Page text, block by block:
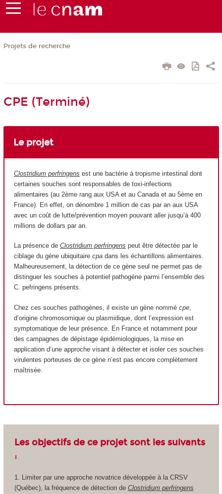
Projets de recherche
CPE (Terminé)
Le projet
Clostridium perfringens est une bactérie à tropisme intestinal dont
certaines souches sont responsables de toxi-infections
alimentaires (au 2ème rang aux USA et au Canada et au 5ème en
France). En effet, on dénombre 1 million de cas par an aux USA
avec un coût de lutte/prévention moyen pouvant aller jusqu’à 400
millions de dollars par an.
La présence de Clostridium perfringens peut être détectée par le
ciblage du gène ubiquitaire cpa dans les échantillons alimentaires.
Malheureusement, la détection de ce gène seul ne permet pas de
distinguer les souches à potentiel pathogène parmi l’ensemble des
C. pefringens présents.
Chez ces souches pathogènes, il existe un gène nommé cpe
d’origine chromosomique ou plasmidique, dont l’expression est
symptomatique de leur présence. En France et notamment pour
des campagnes de dépistage épidémiologiques, la mise en
application d’une approche visant à détecter et isoler ces souches
virulentes porteuses de ce gène n’est pas encore complètement
maîtrisée.
Les objectifs de ce projet sont les suivants
:
1. Limiter par une approche novatrice développée à la CRSV
(Québec), la fréquence de détection de Clostridium perfringens